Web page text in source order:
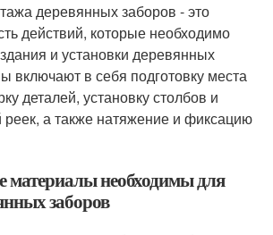
деревянных заборов - это
действий, которые необходимо
и установки деревянных
включают в себя подготовку места
деталей, установку столбов и
а также натяжение и фиксацию
материалы необходимы для
заборов